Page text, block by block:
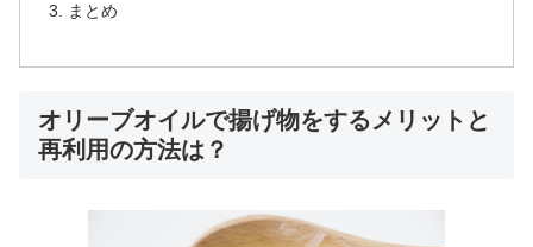
まとめ
オリーブオイルで揚げ物をするメリットと
再利用の方法は？